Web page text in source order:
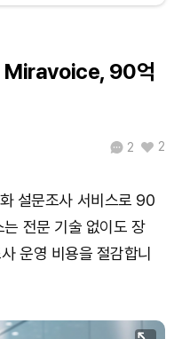
Miravoice, 90억
2 2
설문조사 서비스로 90
전문 기술 없이도 장
운영 비용을 절감합니